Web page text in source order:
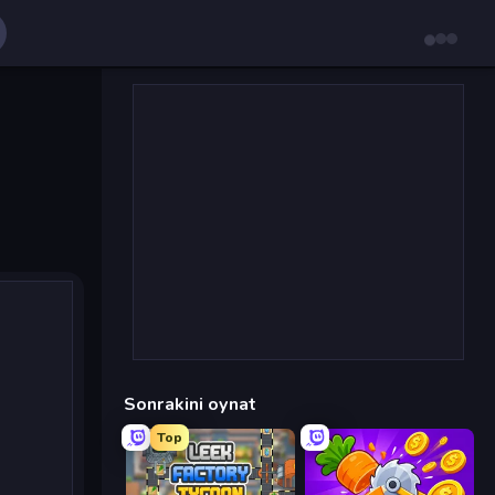
Sonrakini oynat
Top